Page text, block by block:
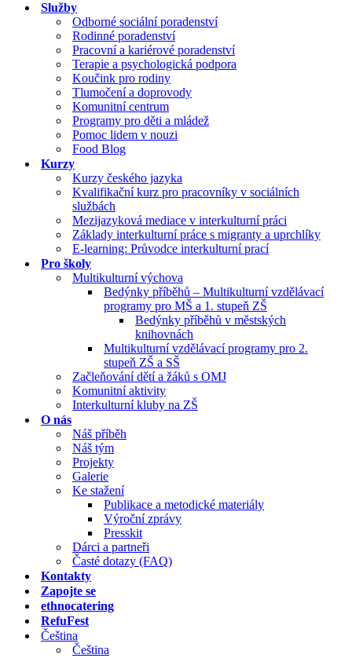
Služby
Odborné sociální poradenství
Rodinné poradenství
Pracovní a kariérové poradenství
Terapie a psychologická podpora
Koučink pro rodiny
Tlumočení a doprovody
Komunitní centrum
Programy pro děti a mládež
Pomoc lidem v nouzi
Food Blog
Kurzy
Kurzy českého jazyka
Kvalifikační kurz pro pracovníky v sociálních
službách
Mezijazyková mediace v interkulturní práci
Základy interkulturní práce s migranty a uprchlíky
E-learning: Průvodce interkulturní prací
Pro školy
Multikulturní výchova
Bedýnky příběhů – Multikulturní vzdělávací
programy pro MŠ a 1. stupeň ZŠ
Bedýnky příběhů v městských
knihovnách
Multikulturní vzdělávací programy pro 2.
stupeň ZŠ a SŠ
Začleňování dětí a žáků s OMJ
Komunitní aktivity
Interkulturní kluby na ZŠ
O nás
Náš příběh
Náš tým
Projekty
Galerie
Ke stažení
Publikace a metodické materiály
Výroční zprávy
Presskit
Dárci a partneři
Časté dotazy (FAQ)
Kontakty
Zapojte se
ethnocatering
RefuFest
Čeština
Čeština